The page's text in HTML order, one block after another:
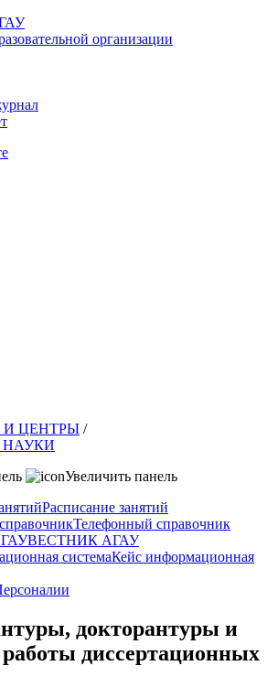
организации
И ЦЕНТРЫ /
НАУКИ
Увеличить панель
Расписание занятий
Телефонный справочник
ВЕСТНИК АГАУ
Кейс информационная
докторантуры и
диссертационных